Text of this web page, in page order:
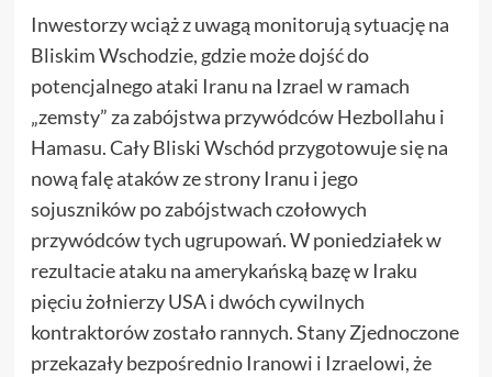
Inwestorzy wciąż z uwagą monitorują sytuację na
Bliskim Wschodzie, gdzie może dojść do
potencjalnego ataki Iranu na Izrael w ramach
„zemsty” za zabójstwa przywódców Hezbollahu i
Hamasu. Cały Bliski Wschód przygotowuje się na
nową falę ataków ze strony Iranu i jego
sojuszników po zabójstwach czołowych
przywódców tych ugrupowań. W poniedziałek w
rezultacie ataku na amerykańską bazę w Iraku
pięciu żołnierzy USA i dwóch cywilnych
kontraktorów zostało rannych. Stany Zjednoczone
przekazały bezpośrednio Iranowi i Izraelowi, że